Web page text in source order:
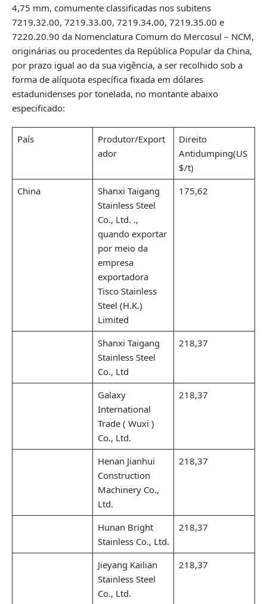
4,75 mm, comumente classificadas nos subitens
7219.32.00, 7219.33.00, 7219.34.00, 7219.35.00 e
7220.20.90 da Nomenclatura Comum do Mercosul – NCM,
originárias ou procedentes da República Popular da China,
por prazo igual ao da sua vigência, a ser recolhido sob a
forma de alíquota específica fixada em dólares
estadunidenses por tonelada, no montante abaixo
especificado:
País
Produtor/Export
ador
Direito
Antidumping(US
$/t)
China
Shanxi Taigang
Stainless Steel
Co., Ltd. .,
quando exportar
por meio da
empresa
exportadora
Tisco Stainless
Steel (H.K.)
Limited
175,62
Shanxi Taigang
Stainless Steel
Co., Ltd
218,37
Galaxy
International
Trade ( Wuxi )
Co., Ltd.
218,37
Henan Jianhui
Construction
Machinery Co.,
Ltd.
218,37
Hunan Bright
Stainless Co., Ltd.
218,37
Jieyang Kailian
Stainless Steel
Co., Ltd.
218,37